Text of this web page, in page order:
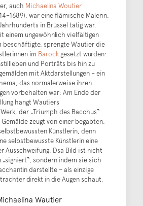
auch Michaelina Woutier
war eine flämische Malerin,
in Brüssel tätig war.
einem ungewöhnlich vielfältigen
beschäftigte, sprengte Wautier die
im Barockgesetzt wurden:
und Porträts bis hin zu
mit Aktdarstellungen – ein
das normalerweise ihren
vorbehalten war: Am Ende der
hängt Wautiers
der „Triumph des Bacchus“
Gemälde zeugt von einer begabten,
Künstlerin, denn
selbstbewusste Künstlerin eine
Ausschweifung. Dsa Bild ist nicht
sondern indem sie sich
darstellte – als einzige
direkt in die Augen schaut.
Wautier